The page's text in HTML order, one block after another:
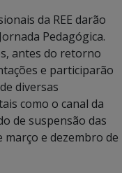
da REE darão
Pedagógica.
antes do retorno
e participarão
diversas
como o canal da
de suspensão das
março e dezembro de